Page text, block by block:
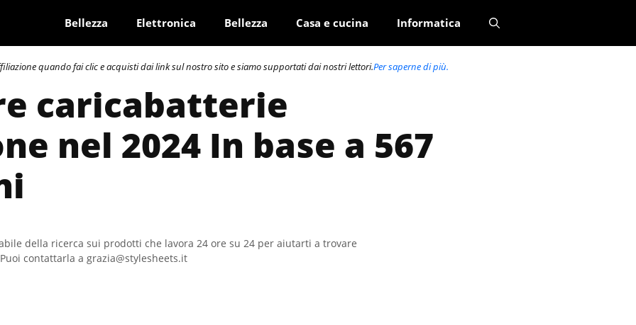
Bellezza Elettronica Bellezza Casa e cucina Informatica
quando fai clic e acquisti dai link sul nostro sito e siamo supportati dai nostri lettori.Per saperne di più.
caricabatterie
nel 2024 In base a 567
della ricerca sui prodotti che lavora 24 ore su 24 per aiutarti a trovare
contattarla a grazia@stylesheets.it